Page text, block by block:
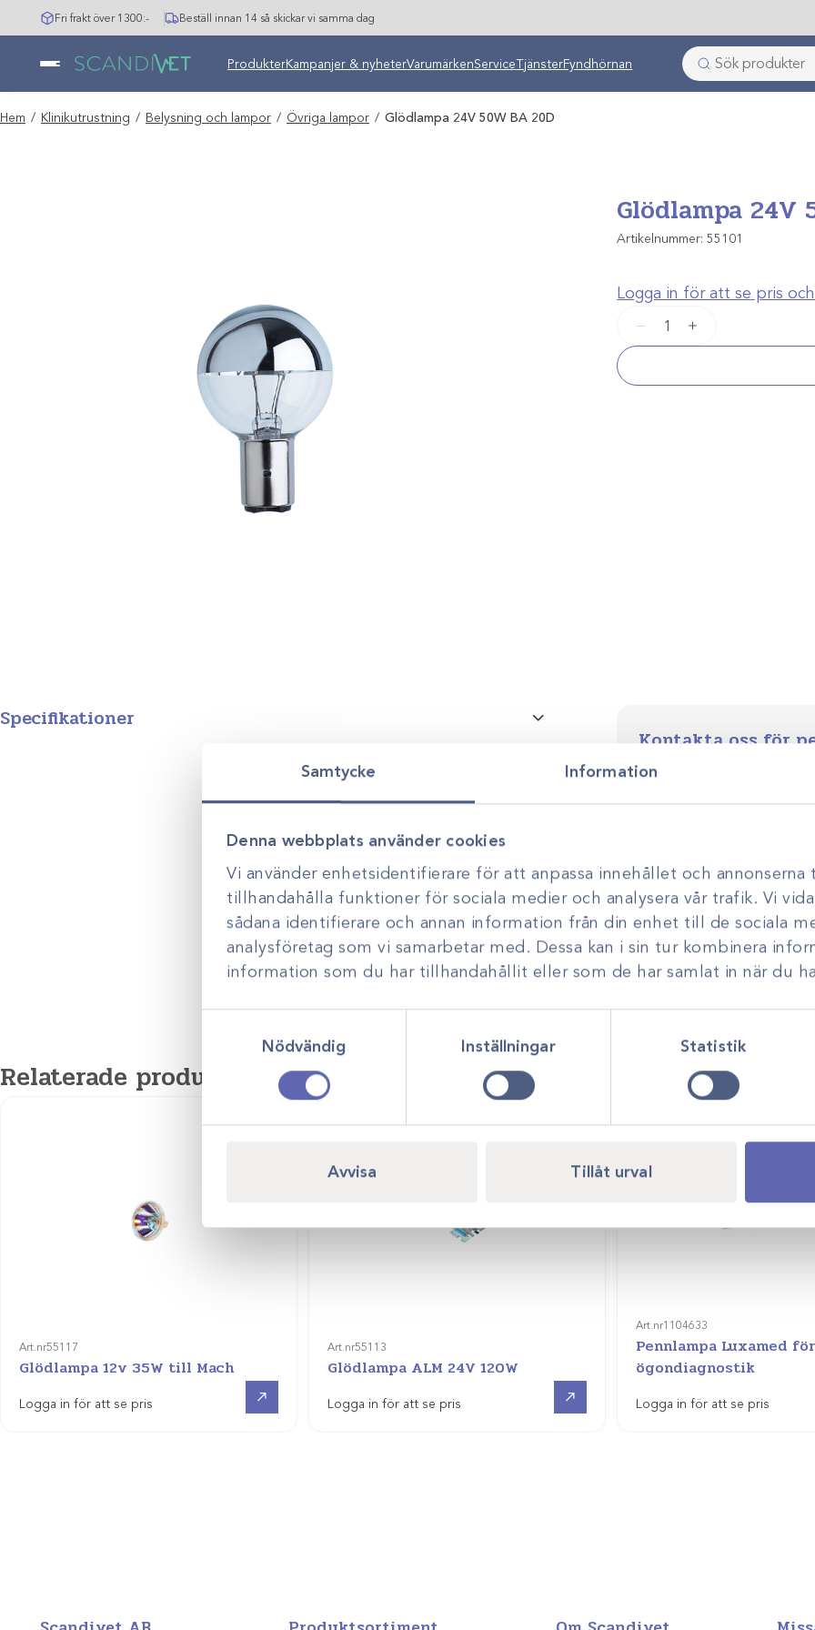
Samtycke Information
Denna webbplats använder cookies
Vi använder enhetsidentifierare för att anpassa innehållet och annonserna
tillhandahålla funktioner för sociala medier och analysera vår trafik. Vi
sådana identifierare och annan information från din enhet till de sociala
analysföretag som vi samarbetar med. Dessa kan i sin tur kombinera
information som du har tillhandahållit eller som de har samlat in när du
Nödvändig
Inställningar Statistik
Avvisa Tillåt urval
Hoppa
till
Fri frakt över 1300:- Beställ innan 14 så skickar vi samma dag
Undermeny stängd: Varumärken
ProdukterKampanjer & nyheterVarumärkenServiceTjänsterFyndhörnan
Hem / Klinikutrustning / Belysning och lampor / Övriga lampor / Glödlampa 24V 50W BA 20D
Glödlampa 24V
Artikelnummer: 55101
Logga in för att se pris
Glödlampa
50W
BA
+
Specifikationer
Kontakta oss för
Vi stöttar dig i allt från
utveckling. Genom personlig
smarta, hållbara lösningar
Relaterade produkter
Art.nr55117
Glödlampa 12v 35W till Mach
Logga in för att se pris
Art.nr55113
Glödlampa ALM 24V 120W
Logga in för att se pris
Art.nr1104633
Pennlampa Luxamed för
ögondiagnostik
Logga in för att se pris